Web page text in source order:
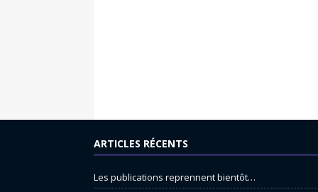
ARTICLES RÉCENTS
Les publications reprennent bientôt…